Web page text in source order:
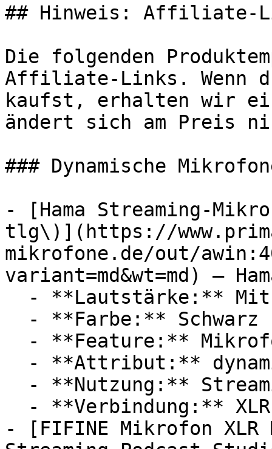
## Hinweis: Affiliate-
Die folgenden
Affiliate-Links. Wenn
kaufst, erhalten wir
ändert sich am Preis
### Dynamische
- [Hama Streaming-
tlg\)](https://
mikrofone.de/out/
variant=md&wt=md) —
- [FIFINE Mikrofon XLR